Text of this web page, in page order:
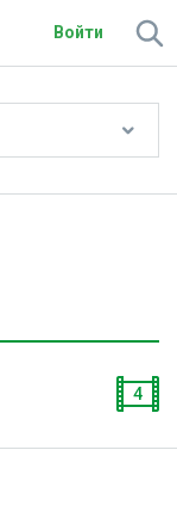
Войти
4